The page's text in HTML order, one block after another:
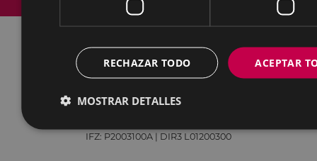
Accesibilidad
Todas las redes sociales del Ayuntamiento
Eibarko Udala - Untzaga plaza, 1 | 20600 Eibar
Tfnoa.: 943 70 84 00 / 010 | Faxa: 943 70 84 16 |
IFZ: P2003100A | DIR3 L01200300
ACEPTAR
RECHAZAR TODO
MOSTRAR DETALLES